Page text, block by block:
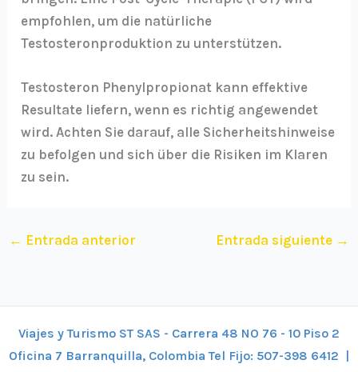
empfohlen, um die natürliche
Testosteronproduktion zu unterstützen.
Testosteron Phenylpropionat kann effektive
Resultate liefern, wenn es richtig angewendet
wird. Achten Sie darauf, alle Sicherheitshinweise
zu befolgen und sich über die Risiken im Klaren
zu sein.
← Entrada anterior Entrada siguiente →
Viajes y Turismo ST SAS - Carrera 48 NO 76 - 10 Piso 2
Oficina 7 Barranquilla, Colombia Tel Fijo: 507-398 6412 |